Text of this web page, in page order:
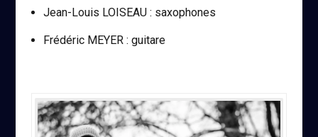
Jean-Louis LOISEAU : saxophones
Frédéric MEYER : guitare